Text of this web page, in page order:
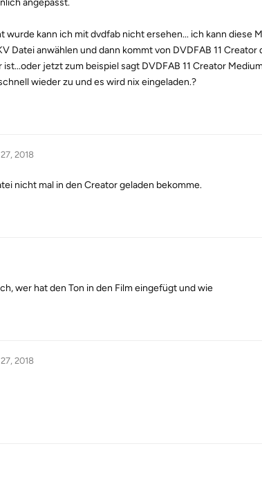
angepasst.
wurde kann ich mit dvdfab nicht ersehen... ich kann diese
Datei anwählen und dann kommt von DVDFAB 11
jetzt zum beispiel sagt DVDFAB 11 Creator
wieder zu und es wird nix eingeladen.?
2018
nicht mal in den Creator geladen bekomme.
wer hat den Ton in den Film eingefügt und wie
2018